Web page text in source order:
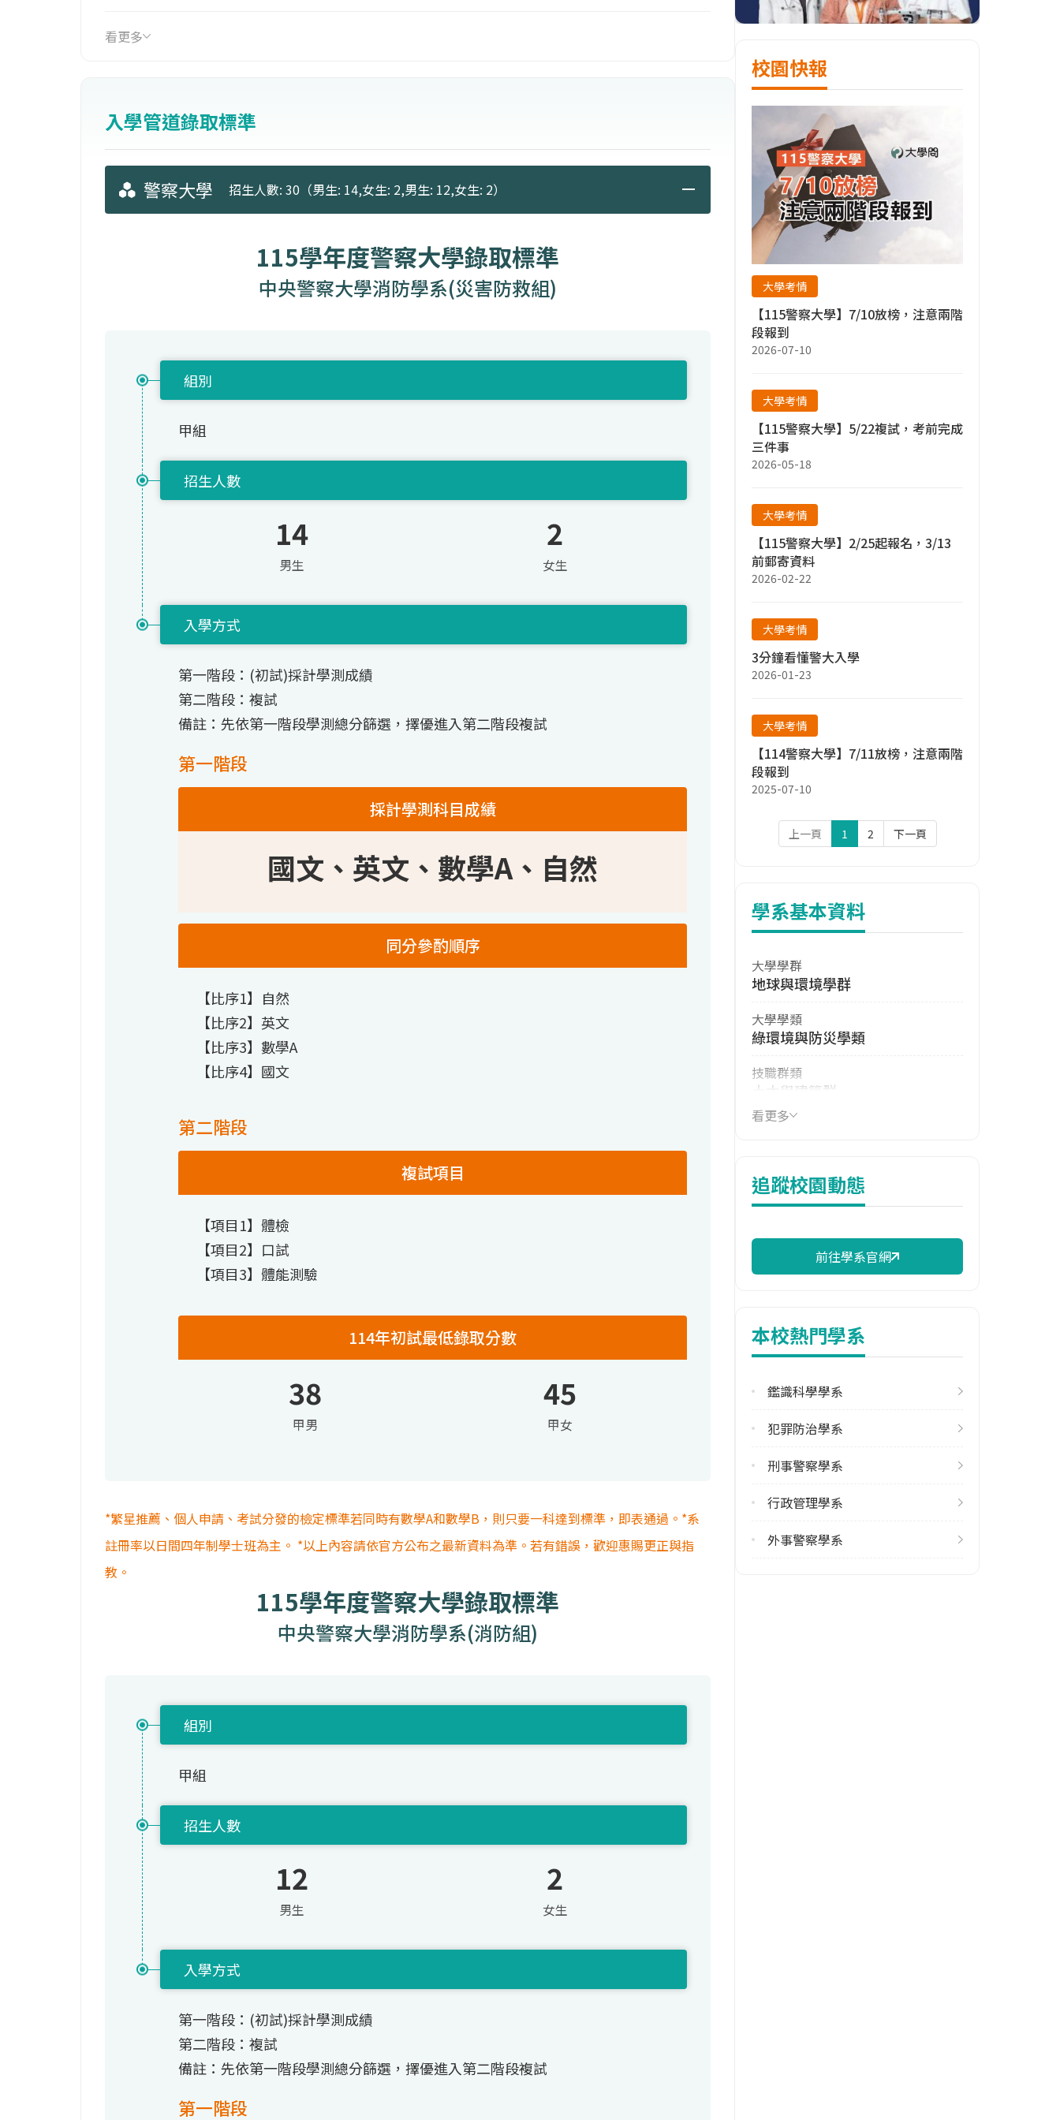
相關部門具有密切關係的特性，在政府災害防救體制、公共政策上，具有相當的著力空間，故103
看更多
入學管道錄取標準
警察大學 招生人數: 30（男生: 14,女生: 2,男生: 12,女生: 2）
115學年度警察大學錄取標準
中央警察大學消防學系(災害防救組)
組別
甲組
招生人數
14
男生
2
女生
入學方式
第一階段：(初試)採計學測成績
第二階段：複試
備註：先依第一階段學測總分篩選，擇優進入第二階段複試
第一階段
採計學測科目成績
國文、英文、數學A、自然
同分參酌順序
【比序1】自然
【比序2】英文
【比序3】數學A
【比序4】國文
第二階段
複試項目
【項目1】體檢
【項目2】口試
【項目3】體能測驗
114年初試最低錄取分數
38
甲男
45
甲女
*繁星推薦、個人申請、考試分發的檢定標準若同時有數學A和數學B，則只要一科達到標準，即表通過。*系
註冊率以日間四年制學士班為主。 *以上內容請依官方公布之最新資料為準。若有錯誤，歡迎惠賜更正與指
教。
115學年度警察大學錄取標準
中央警察大學消防學系(消防組)
組別
甲組
招生人數
12
男生
2
女生
入學方式
第一階段：(初試)採計學測成績
第二階段：複試
備註：先依第一階段學測總分篩選，擇優進入第二階段複試
第一階段
校園快報
大學考情
【115警察大學】7/10放榜，注意兩階
段報到
2026-07-10
大學考情
【115警察大學】5/22複試，考前完成
三件事
2026-05-18
大學考情
【115警察大學】2/25起報名，3/13
前郵寄資料
2026-02-22
大學考情
3分鐘看懂警大入學
2026-01-23
大學考情
【114警察大學】7/11放榜，注意兩階
段報到
2025-07-10
上一頁 1 2 下一頁
學系基本資料
大學學群
地球與環境學群
大學學類
綠環境與防災學類
技職群類
土木與建築群
學系電話
學系地址
桃園市龜山區大崗里樹人路56號
看更多
追蹤校園動態
前往學系官網
本校熱門學系
鑑識科學學系
犯罪防治學系
刑事警察學系
行政管理學系
外事警察學系